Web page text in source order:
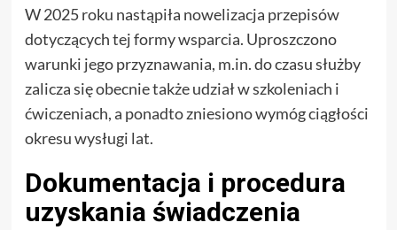
W 2025 roku nastąpiła nowelizacja przepisów
dotyczących tej formy wsparcia. Uproszczono
warunki jego przyznawania, m.in. do czasu służby
zalicza się obecnie także udział w szkoleniach i
ćwiczeniach, a ponadto zniesiono wymóg ciągłości
okresu wysługi lat.
Dokumentacja i procedura
uzyskania świadczenia